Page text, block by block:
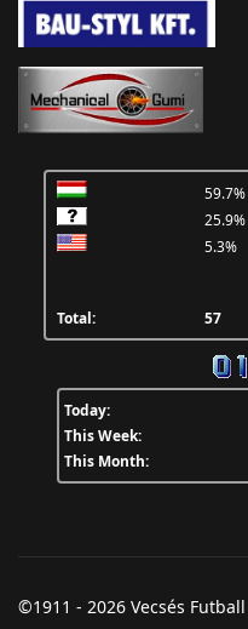
59.7%
25.9%
5.3%
Total: 57
Today:
This Week:
This Month:
©1911 - 2026 Vecsés